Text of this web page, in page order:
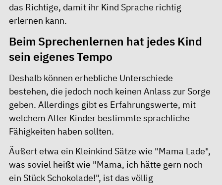
das Richtige, damit ihr Kind Sprache richtig
erlernen kann.
Beim Sprechenlernen hat jedes Kind
sein eigenes Tempo
Deshalb können erhebliche Unterschiede
bestehen, die jedoch noch keinen Anlass zur Sorge
geben. Allerdings gibt es Erfahrungswerte, mit
welchem Alter Kinder bestimmte sprachliche
Fähigkeiten haben sollten.
Äußert etwa ein Kleinkind Sätze wie "Mama Lade",
was soviel heißt wie "Mama, ich hätte gern noch
ein Stück Schokolade!", ist das völlig